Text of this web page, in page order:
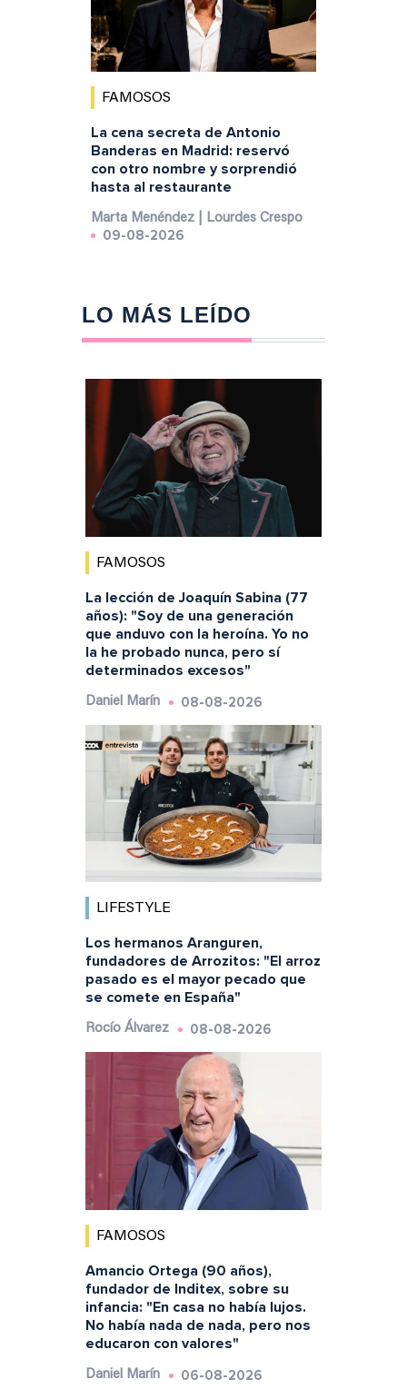
FAMOSOS
La cena secreta de Antonio
Banderas en Madrid: reservó
con otro nombre y sorprendió
hasta al restaurante
Marta Menéndez | Lourdes Crespo
09-08-2026
LO MÁS LEÍDO
FAMOSOS
La lección de Joaquín Sabina (77
años): "Soy de una generación
que anduvo con la heroína. Yo no
la he probado nunca, pero sí
determinados excesos"
Daniel Marín 08-08-2026
LIFESTYLE
Los hermanos Aranguren,
fundadores de Arrozitos: "El arroz
pasado es el mayor pecado que
se comete en España"
Rocío Álvarez 08-08-2026
FAMOSOS
Amancio Ortega (90 años),
fundador de Inditex, sobre su
infancia: "En casa no había lujos.
No había nada de nada, pero nos
educaron con valores"
Daniel Marín 06-08-2026